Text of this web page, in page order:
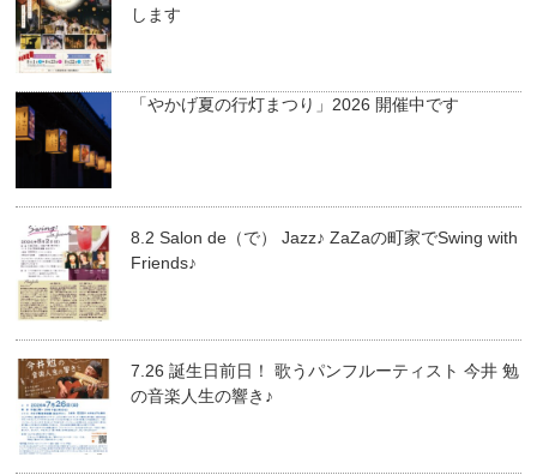
します
「やかげ夏の行灯まつり」2026 開催中です
8.2 Salon de（で） Jazz♪ ZaZaの町家でSwing with
Friends♪
7.26 誕生日前日！ 歌うパンフルーティスト 今井 勉
の音楽人生の響き♪